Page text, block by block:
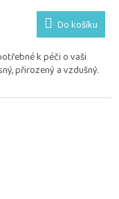
Do košíku
k péči o vaši
přirozený a vzdušný.